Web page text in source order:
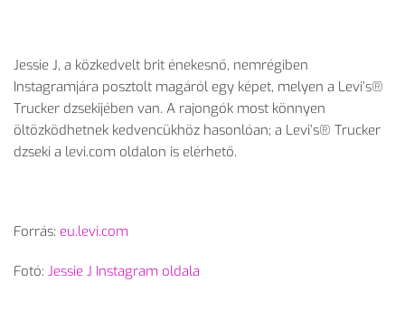
Jessie J, a közkedvelt brit énekesnő, nemrégiben
Instagramjára posztolt magáról egy képet, melyen a Levi’s®
Trucker dzsekijében van. A rajongók most könnyen
öltözködhetnek kedvencükhöz hasonlóan; a Levi’s® Trucker
dzseki a levi.com oldalon is elérhető.
Forrás: eu.levi.com
Fotó: Jessie J Instagram oldala